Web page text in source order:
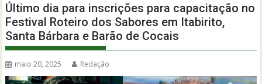
Último dia para inscrições para capacitação no
Festival Roteiro dos Sabores em Itabirito,
Santa Bárbara e Barão de Cocais
maio 20, 2025 Redação